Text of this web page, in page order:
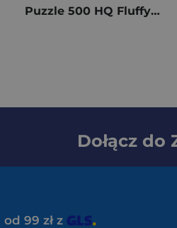
Puzzle 500 HQ Fluffy Kitten 35612
Dołącz do
99 zł z